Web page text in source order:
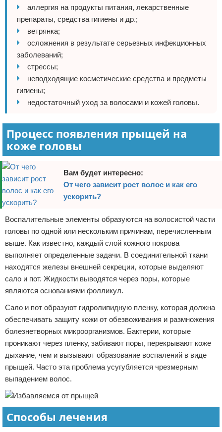
аллергия на продукты питания, лекарственные
препараты, средства гигиены и др.;
ветрянка;
осложнения в результате серьезных инфекционных
заболеваний;
стрессы;
неподходящие косметические средства и предметы
гигиены;
недостаточный уход за волосами и кожей головы.
Процесс появления прыщей на
коже головы
Вам будет интересно:
От чего зависит рост волос и как его
ускорить?
Воспалительные элементы образуются на волосистой части
головы по одной или нескольким причинам, перечисленным
выше. Как известно, каждый слой кожного покрова
выполняет определенные задачи. В соединительной ткани
находятся железы внешней секреции, которые выделяют
сало и пот. Жидкости выводятся через поры, которые
являются основаниями фолликул.
Сало и пот образуют гидролипидную пленку, которая должна
обеспечивать защиту кожи от обезвоживания и размножения
болезнетворных микроорганизмов. Бактерии, которые
проникают через пленку, забивают поры, перекрывают коже
дыхание, чем и вызывают образование воспалений в виде
прыщей. Часто эта проблема усугубляется чрезмерным
выпадением волос.
Способы лечения